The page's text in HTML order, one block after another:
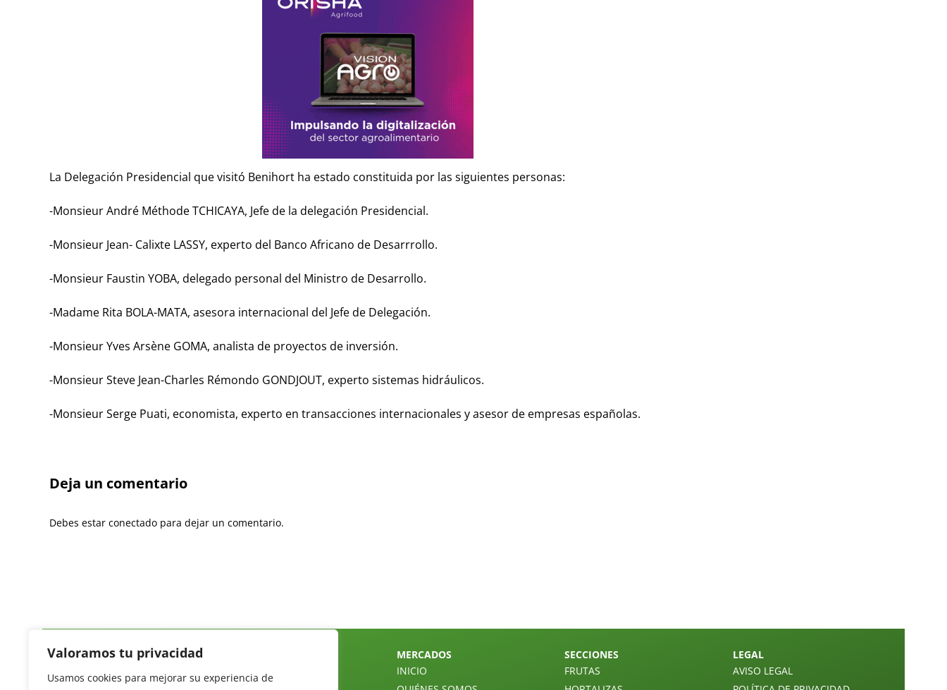
Valoramos tu privacidad
Usamos cookies para mejorar su experiencia de
La Delegación Presidencial que visitó Benihort ha estado constituida por las siguientes personas:
-Monsieur André Méthode TCHICAYA, Jefe de la delegación Presidencial.
-Monsieur Jean- Calixte LASSY, experto del Banco Africano de Desarrrollo.
-Monsieur Faustin YOBA, delegado personal del Ministro de Desarrollo.
-Madame Rita BOLA-MATA, asesora internacional del Jefe de Delegación.
-Monsieur Yves Arsène GOMA, analista de proyectos de inversión.
-Monsieur Steve Jean-Charles Rémondo GONDJOUT, experto sistemas hidráulicos.
-Monsieur Serge Puati, economista, experto en transacciones internacionales y asesor de empresas españolas.
Deja un comentario
Debes estar conectado para dejar un comentario.
Revista del Sector Hortofrutícola
MERCADOS
INICIO
SECCIONES
FRUTAS
LEGAL
AVISO LEGAL